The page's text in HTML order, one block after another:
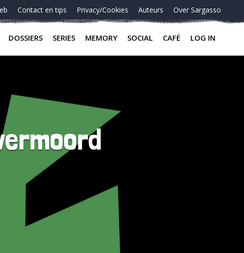
Contact en tips Privacy/Cookies Auteurs Over Sargasso
DOSSIERS SERIES MEMORY SOCIAL CAFÉ LOG IN